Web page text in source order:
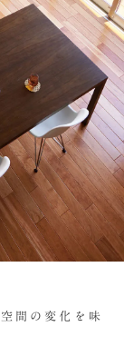
間の変化を味